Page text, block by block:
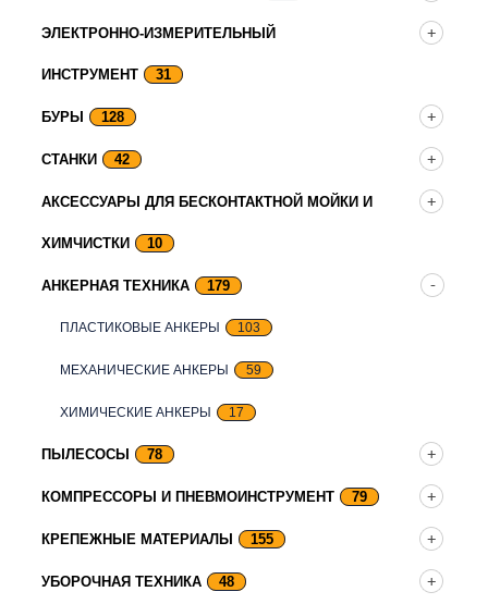
ЭЛЕКТРОННО-ИЗМЕРИТЕЛЬНЫЙ
ИНСТРУМЕНТ 31
БУРЫ 128
СТАНКИ 42
АКСЕССУАРЫ ДЛЯ БЕСКОНТАКТНОЙ МОЙКИ И
ХИМЧИСТКИ 10
АНКЕРНАЯ ТЕХНИКА 179
ПЛАСТИКОВЫЕ АНКЕРЫ 103
МЕХАНИЧЕСКИЕ АНКЕРЫ 59
ХИМИЧЕСКИЕ АНКЕРЫ 17
ПЫЛЕСОСЫ 78
КОМПРЕССОРЫ И ПНЕВМОИНСТРУМЕНТ 79
КРЕПЕЖНЫЕ МАТЕРИАЛЫ 155
УБОРОЧНАЯ ТЕХНИКА 48